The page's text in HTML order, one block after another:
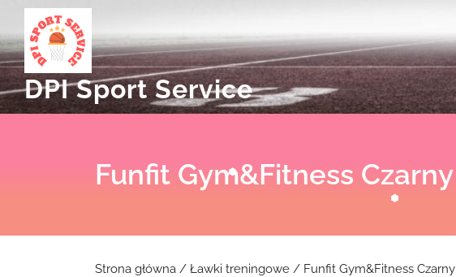
content
DPI Sport Service
Funfit Gym&Fitness Czarny
Strona główna / Ławki treningowe / Funfit Gym&Fitness Czarny